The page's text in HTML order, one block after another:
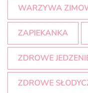
WARZYWA
ZAPIEKANKA
ZDROWE
ZDROWE